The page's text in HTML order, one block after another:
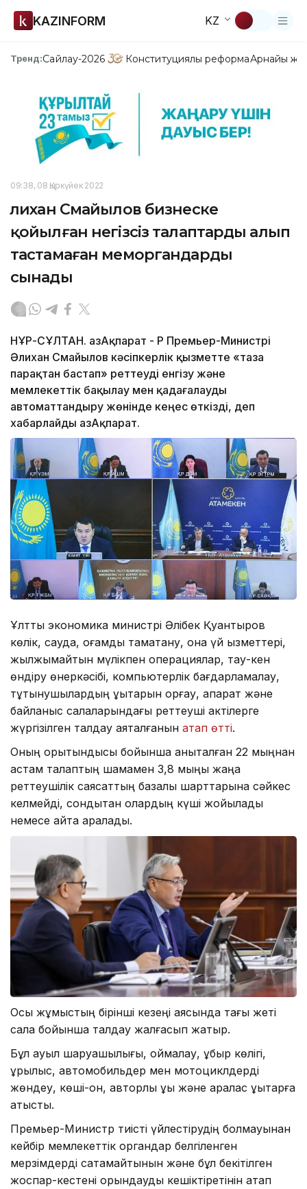
KAZINFORM KZ
Тренд:Сайлау-2026 Конституциялық реформаАрнайы
09:38, 08 Қыркүйек 2022
Әлихан Смайылов бизнеске
қойылған негізсіз талаптарды алып
тастамаған меморгандарды
сынады
НҰР-СҰЛТАН. ҚазАқпарат - ҚР Премьер-Министрі
Әлихан Смайылов кәсіпкерлік қызметте «таза
парақтан бастап» реттеуді енгізу және
мемлекеттік бақылау мен қадағалауды
автоматтандыру жөнінде кеңес өткізді, деп
хабарлайды ҚазАқпарат.
Ұлттық экономика министрі Әлібек Қуантыров
көлік, сауда, қоғамдық тамақтану, қонақ үй қызметтері,
жылжымайтын мүлікпен операциялар, тау-кен
өндіру өнеркәсібі, компьютерлік бағдарламалау,
тұтынушылардың құқықтарын қорғау, ақпарат және
байланыс салаларындағы реттеуші актілерге
жүргізілген талдау аяқталғанын атап өтті.
Оның қорытындысы бойынша анықталған 22 мыңнан
астам талаптың шамамен 3,8 мыңы жаңа
реттеушілік саясаттың базалық шарттарына сәйкес
келмейді, сондықтан олардың күші жойылады
немесе қайта қаралады.
Осы жұмыстың бірінші кезеңі аясында тағы жеті
сала бойынша талдау жалғасып жатыр.
Бұл ауыл шаруашылығы, қоймалау, құбыр көлігі,
құрылыс, автомобильдер мен мотоциклдерді
жөндеу, көші-қон, авторлық құқық және аралас құқықтарға
қатысты.
Премьер-Министр тиісті үйлестірудің болмауынан
кейбір мемлекеттік органдар белгіленген
мерзімдерді сақтамайтынын және бұл бекітілген
жоспар-кестені орындауды кешіктіретінін атап